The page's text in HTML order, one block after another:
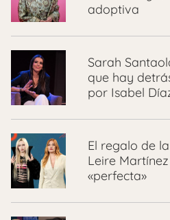
adoptiva
Sarah
que hay
por Isabel
El regalo de
Leire
«perfecta»